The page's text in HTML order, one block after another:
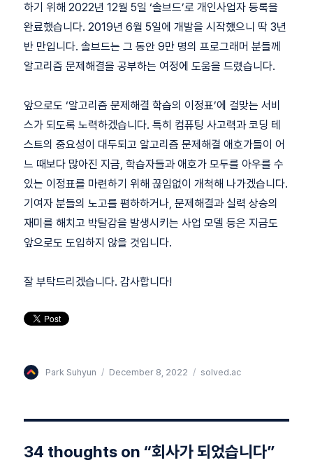
하기 위해 2022년 12월 5일 ‘솔브드’로 개인사업자 등록을
완료했습니다. 2019년 6월 5일에 개발을 시작했으니 딱 3년
반 만입니다. 솔브드는 그 동안 9만 명의 프로그래머 분들께
알고리즘 문제해결을 공부하는 여정에 도움을 드렸습니다.
앞으로도 ‘알고리즘 문제해결 학습의 이정표’에 걸맞는 서비
스가 되도록 노력하겠습니다. 특히 컴퓨팅 사고력과 코딩 테
스트의 중요성이 대두되고 알고리즘 문제해결 애호가들이 어
느 때보다 많아진 지금, 학습자들과 애호가 모두를 아우를 수
있는 이정표를 마련하기 위해 끊임없이 개척해 나가겠습니다.
기여자 분들의 노고를 폄하하거나, 문제해결과 실력 상승의
재미를 해치고 박탈감을 발생시키는 사업 모델 등은 지금도
앞으로도 도입하지 않을 것입니다.
잘 부탁드리겠습니다. 감사합니다!
Author
Park Suhyun
Posted
December 8, 2022 Categories
solved.ac
34 thoughts on “회사가 되었습니다”